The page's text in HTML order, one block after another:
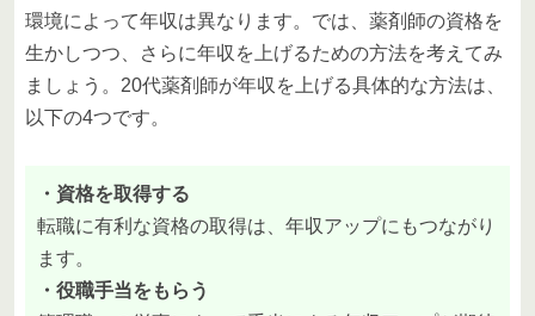
環境によって年収は異なります。では、薬剤師の資格を
生かしつつ、さらに年収を上げるための方法を考えてみ
ましょう。20代薬剤師が年収を上げる具体的な方法は、
以下の4つです。
・資格を取得する
転職に有利な資格の取得は、年収アップにもつながり
ます。
・役職手当をもらう